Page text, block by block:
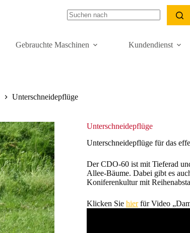
Gebrauchte Maschinen Kundendienst
Unterschneidepflüge
Unterschneidepflüge
Unterschneidepflüge für das
Der CDO-60 ist mit Tieferad
Allee-Bäume. Dabei gibt es
Koniferenkultur mit
Klicken Sie hierfür Video